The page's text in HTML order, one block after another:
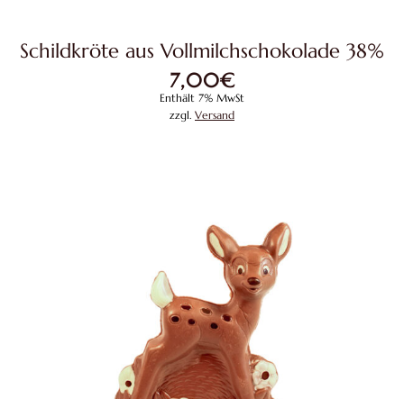
Schildkröte aus Vollmilchschokolade 38%
7,00€
Enthält 7% MwSt
zzgl. Versand